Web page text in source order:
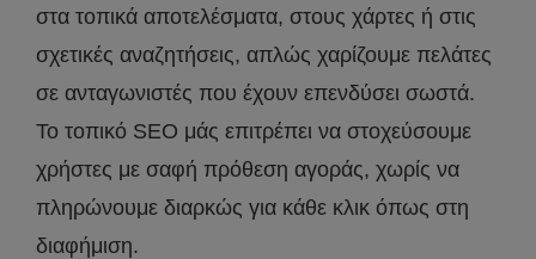
στα τοπικά αποτελέσματα, στους χάρτες ή στις
σχετικές αναζητήσεις, απλώς χαρίζουμε πελάτες
σε ανταγωνιστές που έχουν επενδύσει σωστά.
Το τοπικό SEO μάς επιτρέπει να στοχεύσουμε
χρήστες με σαφή πρόθεση αγοράς, χωρίς να
πληρώνουμε διαρκώς για κάθε κλικ όπως στη
διαφήμιση.